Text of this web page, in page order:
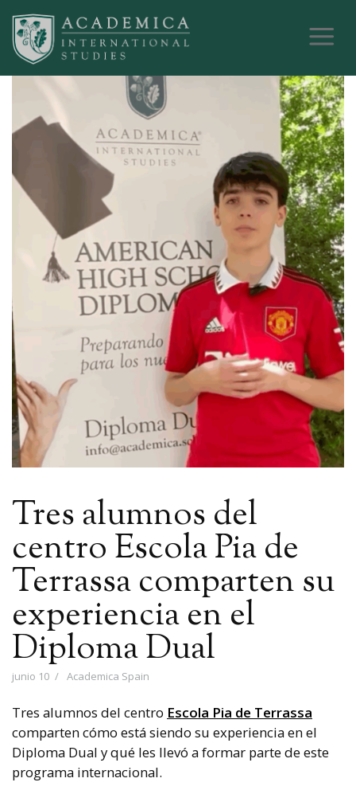
Tres alumnos del
centro Escola Pia de
Terrassa comparten su
experiencia en el
Diploma Dual
junio 10 Academica Spain
Tres alumnos del centro Escola Pia de Terrassa
comparten cómo está siendo su experiencia en el
Diploma Dual y qué les llevó a formar parte de este
programa internacional.